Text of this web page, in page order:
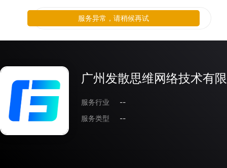
广州发散思维网络技术有
服务行业
--
服务类型
--
服务异常，请稍候再试